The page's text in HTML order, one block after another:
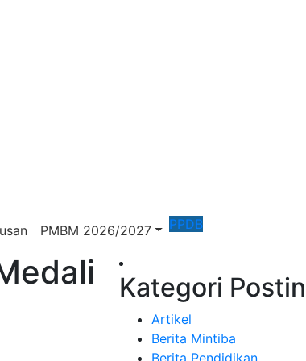
PMBM 2026/2027 PPDB
Kategori
Artikel
Berita Mintiba
Berita Pendidikan